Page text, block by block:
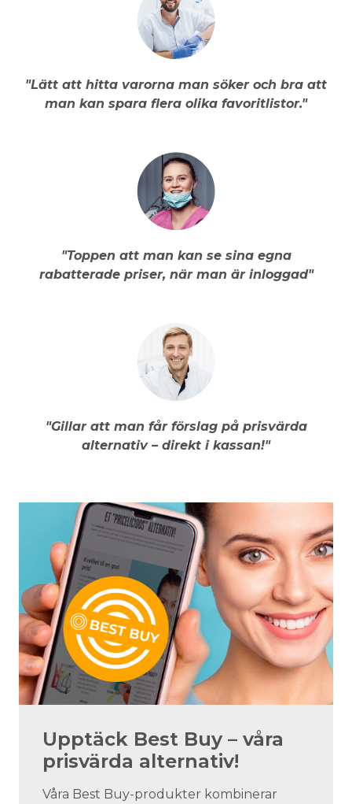
"Lätt att hitta varorna man söker och bra att
man kan spara flera olika favoritlistor."
"Toppen att man kan se sina egna
rabatterade priser, när man är inloggad"
"Gillar att man får förslag på prisvärda
alternativ – direkt i kassan!"
Upptäck Best Buy – våra
prisvärda alternativ!
Våra Best Buy-produkter kombinerar